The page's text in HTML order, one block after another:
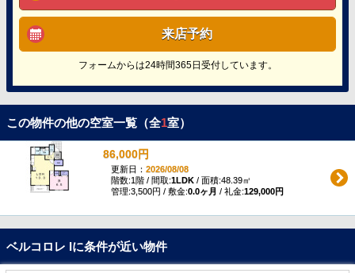
来店予約
フォームからは24時間365日受付しています。
この物件の他の空室一覧（全1室）
86,000円
更新日： 2026/08/08
階数:1階 / 間取:1LDK/ 面積:48.39㎡
管理:3,500円 / 敷金:0.0ヶ月 / 礼金:129,000円
ベルコロレ Iに条件が近い物件